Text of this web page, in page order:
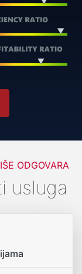
ODGOVARA
usluga